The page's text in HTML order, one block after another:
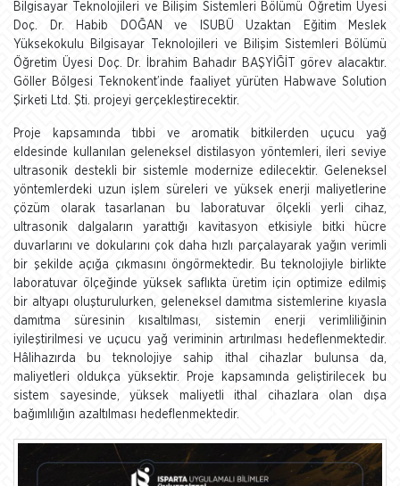
Bilgisayar Teknolojileri ve Bilişim Sistemleri Bölümü Öğretim Üyesi
Doç. Dr. Habib DOĞAN ve ISUBÜ Uzaktan Eğitim Meslek
Yüksekokulu Bilgisayar Teknolojileri ve Bilişim Sistemleri Bölümü
Öğretim Üyesi Doç. Dr. İbrahim Bahadır BAŞYİĞİT görev alacaktır.
Göller Bölgesi Teknokent’inde faaliyet yürüten Habwave Solution
Şirketi Ltd. Şti. projeyi gerçekleştirecektir.
Proje kapsamında tıbbi ve aromatik bitkilerden uçucu yağ
eldesinde kullanılan geleneksel distilasyon yöntemleri, ileri seviye
ultrasonik destekli bir sistemle modernize edilecektir. Geleneksel
yöntemlerdeki uzun işlem süreleri ve yüksek enerji maliyetlerine
çözüm olarak tasarlanan bu laboratuvar ölçekli yerli cihaz,
ultrasonik dalgaların yarattığı kavitasyon etkisiyle bitki hücre
duvarlarını ve dokularını çok daha hızlı parçalayarak yağın verimli
bir şekilde açığa çıkmasını öngörmektedir. Bu teknolojiyle birlikte
laboratuvar ölçeğinde yüksek saflıkta üretim için optimize edilmiş
bir altyapı oluşturulurken, geleneksel damıtma sistemlerine kıyasla
damıtma süresinin kısaltılması, sistemin enerji verimliliğinin
iyileştirilmesi ve uçucu yağ veriminin artırılması hedeflenmektedir.
Hâlihazırda bu teknolojiye sahip ithal cihazlar bulunsa da,
maliyetleri oldukça yüksektir. Proje kapsamında geliştirilecek bu
sistem sayesinde, yüksek maliyetli ithal cihazlara olan dışa
bağımlılığın azaltılması hedeflenmektedir.